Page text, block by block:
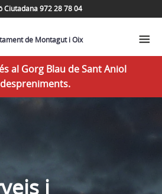
Ciutadana 972 28 78 04
de Montagut i Oix
al Gorg Blau de Sant Aniol
i